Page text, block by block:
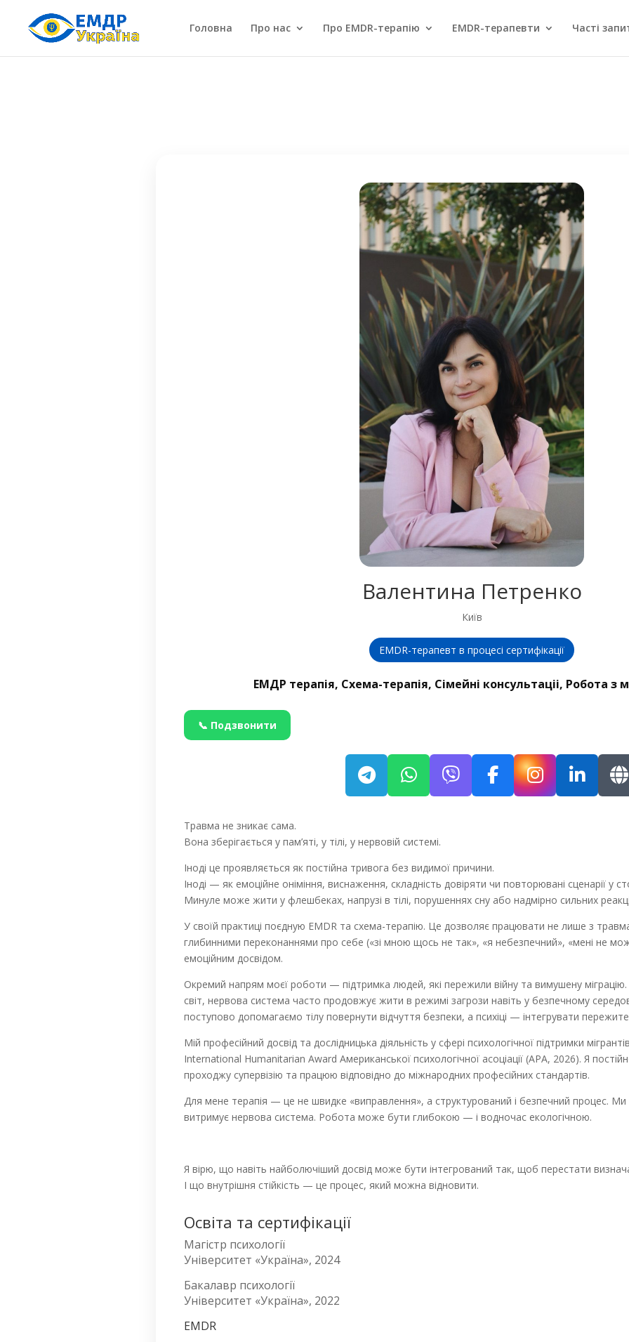
Головна Про нас Про EMDR-терапію EMDR-терапевти Часті
Валентина Петренко
Київ
EMDR-терапевт в процесі сертифікації
ЕМДР терапія, Схема-терапія, Сімейні консультаціі, Робота з
📞 Подзвонити
Травма не зникає сама.
Вона зберігається у пам’яті, у тілі, у нервовій системі.
Іноді це проявляється як постійна тривога без видимої причини.
Іноді — як емоційне оніміння, виснаження, складність довіряти чи повторювані сценарії у
Минуле може жити у флешбеках, напрузі в тілі, порушеннях сну або надмірно сильних
У своїй практиці поєдную EMDR та схема-терапію. Це дозволяє працювати не лише з
глибинними переконаннями про себе («зі мною щось не так», «я небезпечний», «мені не
емоційним досвідом.
Окремий напрям моєї роботи — підтримка людей, які пережили війну та вимушену міграцію.
світ, нервова система часто продовжує жити в режимі загрози навіть у безпечному
поступово допомагаємо тілу повернути відчуття безпеки, а психіці — інтегрувати
Мій професійний досвід та дослідницька діяльність у сфері психологічної підтримки
International Humanitarian Award Американської психологічної асоціації (APA, 2026). Я
проходжу супервізію та працюю відповідно до міжнародних професійних стандартів.
Для мене терапія — це не швидке «виправлення», а структурований і безпечний процес. Ми
витримує нервова система. Робота може бути глибокою — і водночас екологічною.
Я вірю, що навіть найболючіший досвід може бути інтегрований так, щоб перестати
І що внутрішня стійкість — це процес, який можна відновити.
Освіта та сертифікації
Магістр психології
Університет «Україна», 2024
Бакалавр психології
Університет «Україна», 2022
EMDR